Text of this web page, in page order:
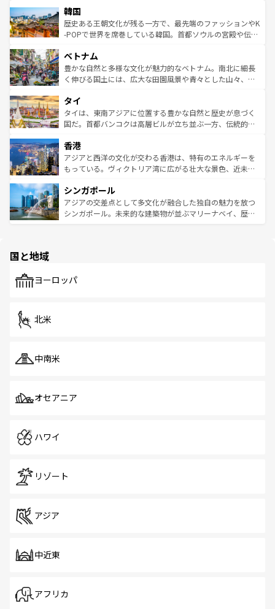
ワイを、存分に味わってほしい。 なお、新着のハワイ情報
はコンテンツ一覧を参照してほしい。
いる。アクティビティも充実しており、サーフィンやダイ
ビング、ハイキングなど、アウトドア好きにはたまらな
い。オーストラリアの多彩な魅力を存分に味わいつくそ
参照してほしい。
ン）、静ひつな山岳地帯である台湾東部など、都市の喧騒
と山間の静けさが共存しており、訪れる人に新しい発見と
驚きをもたらしてくれる。また、奥深い台湾の食文化も魅
容にもいいと評判のスイーツなど、バラエティ豊かな料理
が味わえる。 なお、新着の台湾情報は コンテンツ一覧を参
照してほしい。
韓国
歴史ある王朝文化が残る一方で、最先端のファッションやK
-POPで世界を席巻している韓国。首都ソウルの宮殿や伝統
き、地方に足を延ばせば四季折々の自然美を楽しむことが
できる。そして、キムチや焼肉、絶品のストリートフード
まで、さまざまな韓国料理が待っている。夜には、韓国な
リティに包まれながら、韓国の多彩な魅力を心ゆくまで味
わってみてほしい。 なお、新着の韓国情報はコンテンツ一
覧を参照してほしい。
ベトナム
豊かな自然と多様な文化が魅力的なベトナム。南北に細長
く伸びる国土には、広大な田園風景や青々とした山々、世
急速な発展と共に伝統が息づく。ハノイの古い町並みやホ
ーチミン市のフランス統治時代の建物も、独特の雰囲気を
醸し出している。また、バラエティの豊かさとおいしさで
とつ。フォーやバインミー、ベトナムコーヒーなどは、ぜ
ひ現地で味わいたい。どの地域を訪れてもあたたかい人々
が旅行者を迎えてくれるので、きっと忘れられない旅にな
参照してほしい。
タイ
タイは、東南アジアに位置する豊かな自然と歴史が息づく
国だ。首都バンコクは高層ビルが立ち並ぶ一方、伝統的な
の活気が交差している。北部ではチェンマイなどの山岳地
帯で自然と触れ合い、南部ではプーケットやクラビの美し
いビーチでリゾート気分を楽しむことができる。タイ料理
激する。気候は一年中温暖で、どの季節にも異なる楽しみ
が待っている。親しみやすいタイの人々、仏教を中心とし
た文化、そして多様な観光資源が、訪れる旅人を魅了し続
香港
アジアと西洋の文化が交わる香港は、特有のエネルギーを
もっている。ヴィクトリア湾に広がる壮大な景色、近未来
み、どこを訪れても感動するはず。観光スポットが密集し
ており、効率よく見どころを回れるのも魅力。息をのむよ
うな絶景から文化的な体験まで、香港を存分に楽しみ尽く
シンガポール
アジアの交差点として多文化が融合した独自の魅力を放つ
シンガポール。未来的な建築物が並ぶマリーナベイ、歴史
で、ホーカーズは地元の風情を楽しめる外せないスポット
国と地域
ヨーロッパ
北米
中南米
オセアニア
ハワイ
リゾート
アジア
中近東
アフリカ